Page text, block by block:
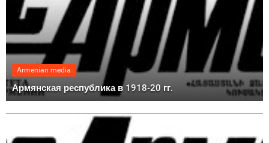
Armenian media
Армянская республика в 1918-20 гг.